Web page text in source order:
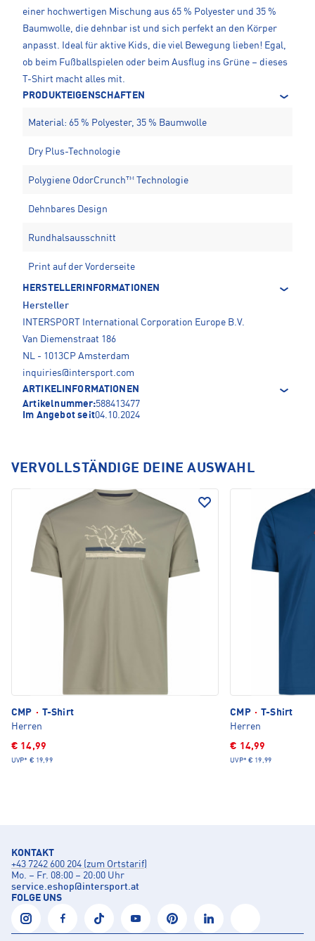
einer hochwertigen Mischung aus 65 % Polyester und 35 %
Baumwolle, die dehnbar ist und sich perfekt an den Körper
anpasst. Ideal für aktive Kids, die viel Bewegung lieben! Egal,
ob beim Fußballspielen oder beim Ausflug ins Grüne – dieses
T-Shirt macht alles mit.
PRODUKTEIGENSCHAFTEN
Material: 65 % Polyester, 35 % Baumwolle
Dry Plus-Technologie
Polygiene OdorCrunch™ Technologie
Dehnbares Design
Rundhalsausschnitt
Print auf der Vorderseite
HERSTELLERINFORMATIONEN
Hersteller
INTERSPORT International Corporation Europe B.V.
Van Diemenstraat 186
NL - 1013CP Amsterdam
inquiries@intersport.com
ARTIKELINFORMATIONEN
Artikelnummer:588413477
Im Angebot seit04.10.2024
VERVOLLSTÄNDIGE DEINE AUSWAHL
CMP · T-Shirt
Herren
€ 14,99
UVP* € 19,99
CMP · T-Shirt
Herren
€ 14,99
UVP* € 19,99
KONTAKT
+43 7242 600 204 (zum Ortstarif)
Mo. – Fr. 08:00 – 20:00 Uhr
service.eshop@intersport.at
FOLGE UNS